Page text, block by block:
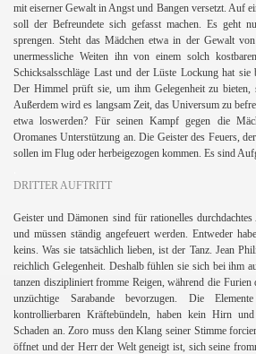
mit eiserner Gewalt in Angst und Bangen versetzt. Auf
soll der Befreundete sich gefasst machen. Es geht
sprengen. Steht das Mädchen etwa in der Gewalt
unermessliche Weiten ihn von einem solch
Schicksalsschläge Last und der Lüste Lockung hat sie
Der Himmel prüft sie, um ihm Gelegenheit zu bieten,
Außerdem wird es langsam Zeit, das Universum zu
etwa loswerden? Für seinen Kampf gegen die
Oromanes Unterstützung an. Die Geister des Feuers,
sollen im Flug oder herbeigezogen kommen. Es sind
DRITTER AUFTRITT
Geister und Dämonen sind für rationelles
und müssen ständig angefeuert werden. Entweder
keins. Was sie tatsächlich lieben, ist der Tanz. Jean
reichlich Gelegenheit. Deshalb fühlen sie sich bei ihm
tanzen diszipliniert fromme Reigen, während die Furien
unzüchtige Sarabande bevorzugen. Die
kontrollierbaren Kräftebündeln, haben kein Hirn
Schaden an. Zoro muss den Klang seiner Stimme
öffnet und der Herr der Welt geneigt ist, sich seine